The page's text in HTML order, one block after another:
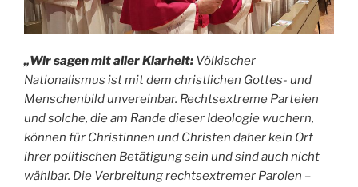
„Wir sagen mit aller Klarheit: Völkischer
Nationalismus ist mit dem christlichen Gottes- und
Menschenbild unvereinbar. Rechtsextreme Parteien
und solche, die am Rande dieser Ideologie wuchern,
können für Christinnen und Christen daher kein Ort
ihrer politischen Betätigung sein und sind auch nicht
wählbar. Die Verbreitung rechtsextremer Parolen –